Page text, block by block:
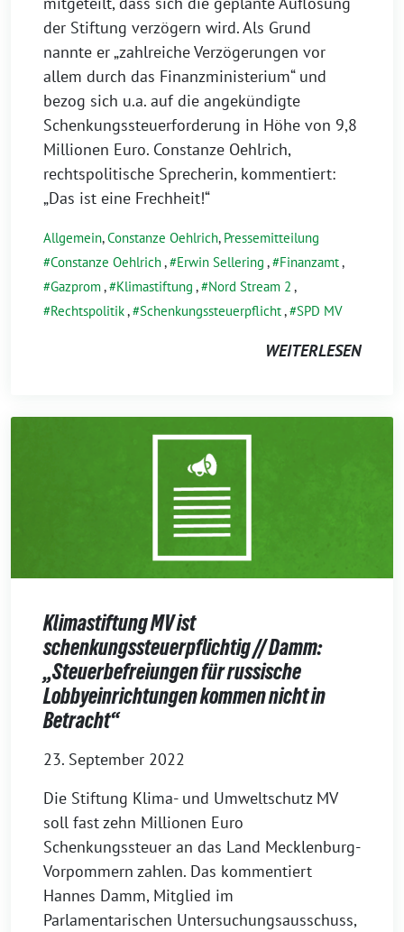
der Stiftung verzögern wird. Als Grund
nannte er „zahlreiche Verzögerungen vor
allem durch das Finanzministerium“ und
bezog sich u.a. auf die angekündigte
Schenkungssteuerforderung in Höhe von 9,8
Millionen Euro. Constanze Oehlrich,
rechtspolitische Sprecherin, kommentiert:
„Das ist eine Frechheit!“
Allgemein,Constanze Oehlrich, Pressemitteilung
Constanze Oehlrich, Erwin Sellering , Finanzamt,
Gazprom, Klimastiftung , Nord Stream 2 ,
Rechtspolitik, Schenkungssteuerpflicht, SPD MV
WEITERLESEN
Klimastiftung MV ist
schenkungssteuerpflichtig // Damm:
„Steuerbefreiungen für russische
Lobbyeinrichtungen kommen nicht in
Betracht“
23. September 2022
Die Stiftung Klima- und Umweltschutz MV
soll fast zehn Millionen Euro
Schenkungssteuer an das Land Mecklenburg-
Vorpommern zahlen. Das kommentiert
Hannes Damm, Mitglied im
Parlamentarischen Untersuchungsausschuss,